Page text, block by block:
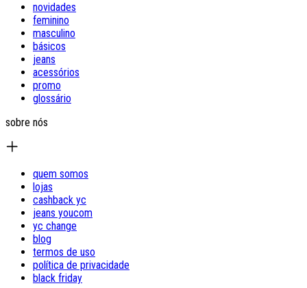
novidades
feminino
masculino
básicos
jeans
acessórios
promo
glossário
sobre nós
quem somos
lojas
cashback yc
jeans youcom
yc change
blog
termos de uso
política de privacidade
black friday